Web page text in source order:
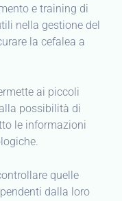
e training di
nella gestione del
la cefalea a
ai piccoli
possibilità di
le informazioni
quelle
dalla loro